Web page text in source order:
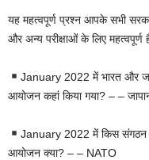
यह महत्वपूर्ण प्रश्न आपके सभी
और अन्य परीक्षाओं के लिए महत्वपूर्ण
January 2022 में भारत और
आयोजन कहां किया गया? – –
January 2022 में किस
आयोजन क्या? – – NATO